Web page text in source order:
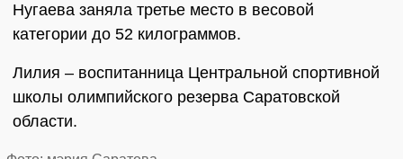
Нугаева заняла третье место в весовой
категории до 52 килограммов.
Лилия – воспитанница Центральной спортивной
школы олимпийского резерва Саратовской
области.